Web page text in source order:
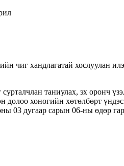
чиг хандлагатай хослуулан
таниулах, эх оронч
хоногийн хөтөлбөрт
03 дугаар сарын 06-ны өдөр